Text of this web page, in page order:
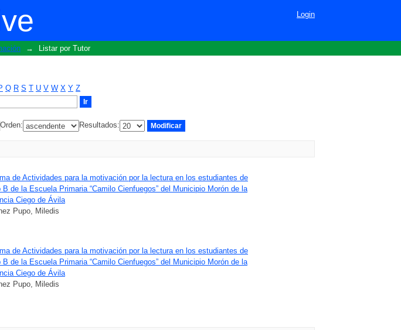
Login
→ Listar por Tutor
Q R S T U V W X Y Z
Orden: Resultados:
de Actividades para la motivación por la lectura en los estudiantes de
B de la Escuela Primaria “Camilo Cienfuegos” del Municipio Morón de la
Ciego de Ávila
Pupo, Miledis
de Actividades para la motivación por la lectura en los estudiantes de
B de la Escuela Primaria “Camilo Cienfuegos” del Municipio Morón de la
Ciego de Ávila
Pupo, Miledis